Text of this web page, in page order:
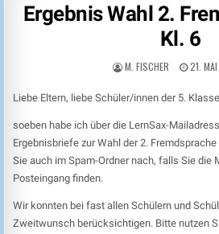
Ergebnis Wahl 2.
Kl. 6
M. FISCHER 21.
Liebe Eltern, liebe Schüler/innen der 5.
soeben habe ich über die LernSax-
Ergebnisbriefe zur Wahl der 2.
Sie auch im Spam-Ordner nach, falls Sie die
Posteingang finden.
Wir konnten bei fast allen Schülern und
Zweitwunsch berücksichtigen. Bitte nutzen